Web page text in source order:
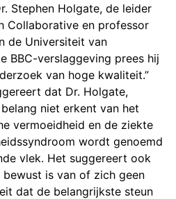
Stephen Holgate, de leider
Collaborative en professor
de Universiteit van
BBC-verslaggeving prees hij
van hoge kwaliteit.”
dat Dr. Holgate,
niet erkent van het
vermoeidheid en de ziekte
wordt genoemd
vlek. Het suggereert ook
is van of zich geen
dat de belangrijkste steun